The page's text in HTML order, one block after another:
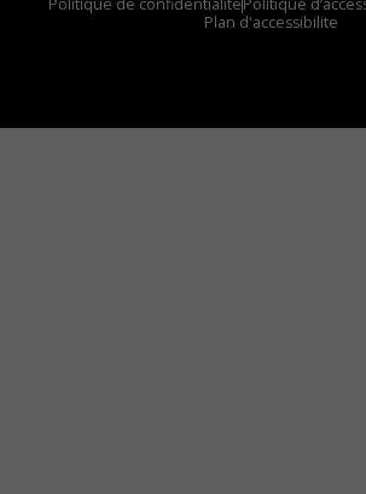
Plan d'accessibilite